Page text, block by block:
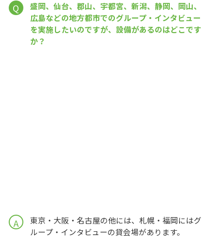
Q
盛岡、仙台、郡山、宇都宮、新潟、静岡、岡山、
広島などの地方都市でのグループ・インタビュー
を実施したいのですが、設備があるのはどこです
か？
A
東京・大阪・名古屋の他には、札幌・福岡にはグ
ループ・インタビューの貸会場があります。